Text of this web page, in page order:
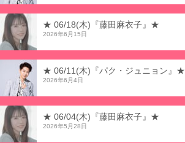
★ 06/18(木)『藤田麻衣子』★
2026年6月15日
★ 06/11(木)『パク・ジュニョン』★
2026年6月4日
★ 06/04(木)『藤田麻衣子』★
2026年5月28日